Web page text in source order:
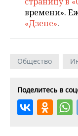
времени».
«Дзене».
Общество
Поделитесь в